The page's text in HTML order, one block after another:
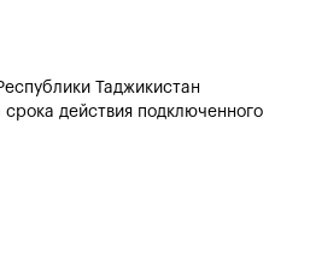
Таджикистан
срока действия подключенного